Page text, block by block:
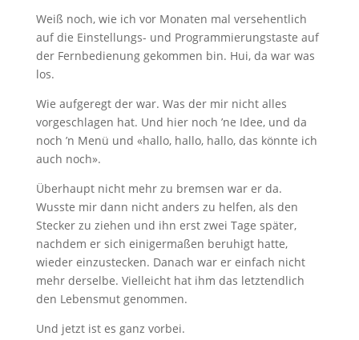
Weiß noch, wie ich vor Monaten mal versehentlich
auf die Einstellungs- und Programmierungstaste auf
der Fernbedienung gekommen bin. Hui, da war was
los.
Wie aufgeregt der war. Was der mir nicht alles
vorgeschlagen hat. Und hier noch ’ne Idee, und da
noch ’n Menü und «hallo, hallo, hallo, das könnte ich
auch noch».
Überhaupt nicht mehr zu bremsen war er da.
Wusste mir dann nicht anders zu helfen, als den
Stecker zu ziehen und ihn erst zwei Tage später,
nachdem er sich einigermaßen beruhigt hatte,
wieder einzustecken. Danach war er einfach nicht
mehr derselbe. Vielleicht hat ihm das letztendlich
den Lebensmut genommen.
Und jetzt ist es ganz vorbei.